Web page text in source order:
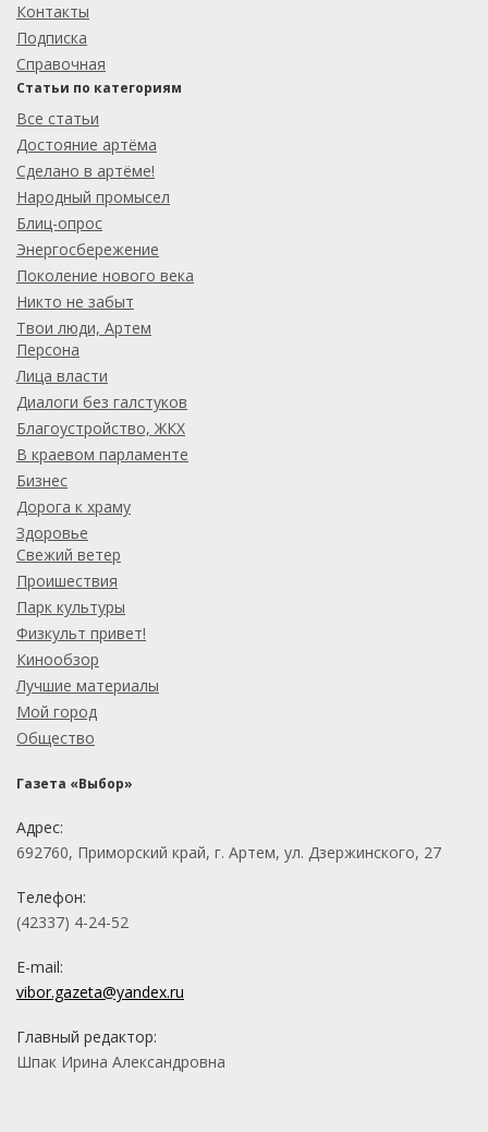
Контакты
Подписка
Справочная
Статьи по категориям
Все статьи
Достояние артёма
Сделано в артёме!
Народный промысел
Блиц-опрос
Энергосбережение
Поколение нового века
Никто не забыт
Твои люди, Артем
Персона
Лица власти
Диалоги без галстуков
Благоустройство, ЖКХ
В краевом парламенте
Бизнес
Дорога к храму
Здоровье
Свежий ветер
Проишествия
Парк культуры
Физкульт привет!
Кинообзор
Лучшие материалы
Мой город
Общество
Газета «Выбор»
Адрес:
692760, Приморский край, г. Артем, ул. Дзержинского, 27
Телефон:
(42337) 4-24-52
E-mail:
vibor.gazeta@yandex.ru
Главный редактор:
Шпак Ирина Александровна